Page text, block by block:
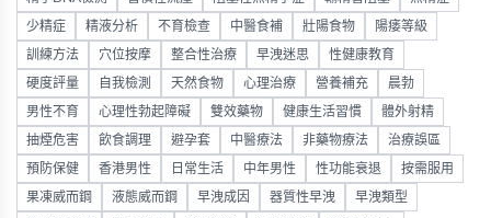
少精症 精液分析 不育檢查 中醫食補 壯陽食物 陽痿等級
訓練方法 穴位按摩 整合性治療 早洩迷思 性健康教育
硬度評量 自我檢測 天然食物 心理治療 營養補充 晨勃
男性不育 心理性勃起障礙 雙效藥物 健康生活習慣 體外射精
抽煙危害 飲食調理 避孕套 中醫療法 非藥物療法 治療誤區
預防保健 香港男性 日常生活 中年男性 性功能衰退 按需服用
果凍威而鋼 液態威而鋼 早洩成因 器質性早洩 早洩類型